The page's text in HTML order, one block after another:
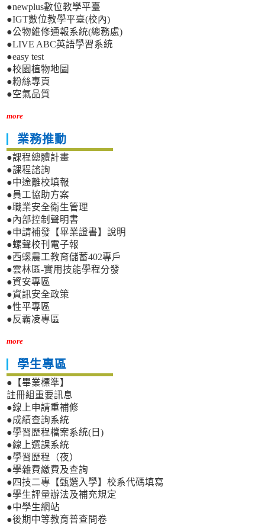
●newplus數位教學平臺
●IGT數位教學平臺(校內)
●公物維修通報系統(總務處)
●LIVE ABC英語學習系統
●easy test
●校園植物地圖
●粉絲專頁
●空氣品質
more
業務推動
●課程總體計畫
●課程諮詢
●中途離校填報
●員工協助方案
●職業安全衛生管理
●內部控制聲明書
●申請補發【畢業證書】說明
●螺聲校刊電子報
●西螺農工教育儲蓄402專戶
●雲林區-實用技能學程分發
●資安專區
●資訊安全政策
●性平專區
●反霸凌專區
more
學生專區
●【畢業標準】
註冊組重要訊息
●線上申請重補修
●成績查詢系統
●學習歷程檔案系統(日)
●線上選課系統
●學習歷程（夜）
●學雜費繳費及查詢
●四技二專【甄選入學】校系代碼填寫
●學生評量辦法及補充規定
●中學生網站
●後期中等教育普查問卷